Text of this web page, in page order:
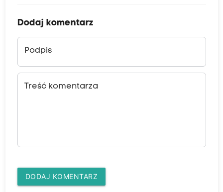
Dodaj komentarz
Podpis
Treść komentarza
DODAJ KOMENTARZ